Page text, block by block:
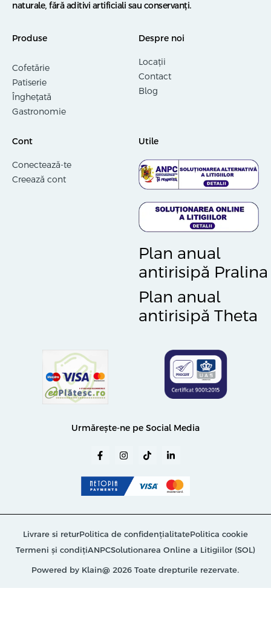
naturale, fără aditivi artificiali sau conservanți.
Produse
Cofetărie
Patiserie
Înghețată
Gastronomie
Despre noi
Locații
Contact
Blog
Cont
Conectează-te
Creează cont
Utile
Plan anual
antirisipă Pralina
Plan anual
antirisipă Theta
Urmărește-ne pe Social Media
Powered by Klain@ 2026 Toate drepturile rezervate.
Livrare si returPolitica de confidențialitatePolitica cookie
Termeni și condițiANPCSolutionarea Online a Litigiilor (SOL)